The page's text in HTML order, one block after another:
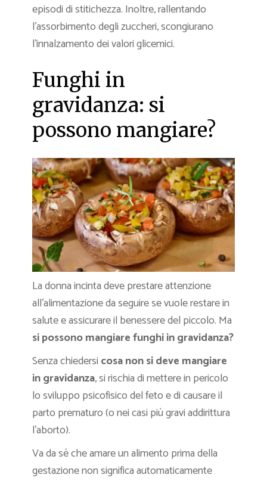
episodi di stitichezza. Inoltre, rallentando
l’assorbimento degli zuccheri, scongiurano
l’innalzamento dei valori glicemici.
Funghi in
gravidanza: si
possono mangiare?
La donna incinta deve prestare attenzione
all’alimentazione da seguire se vuole restare in
salute e assicurare il benessere del piccolo. Ma
si possono mangiare funghi in gravidanza?
Senza chiedersi cosa non si deve mangiare
in gravidanza, si rischia di mettere in pericolo
lo sviluppo psicofisico del feto e di causare il
parto prematuro (o nei casi più gravi addirittura
l’aborto).
Va da sé che amare un alimento prima della
gestazione non significa automaticamente